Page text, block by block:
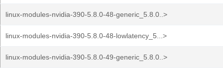
linux-modules-nvidia-390-5.8.0-48-generic_5.8.0..>
linux-modules-nvidia-390-5.8.0-48-lowlatency_5...>
linux-modules-nvidia-390-5.8.0-49-generic_5.8.0..>